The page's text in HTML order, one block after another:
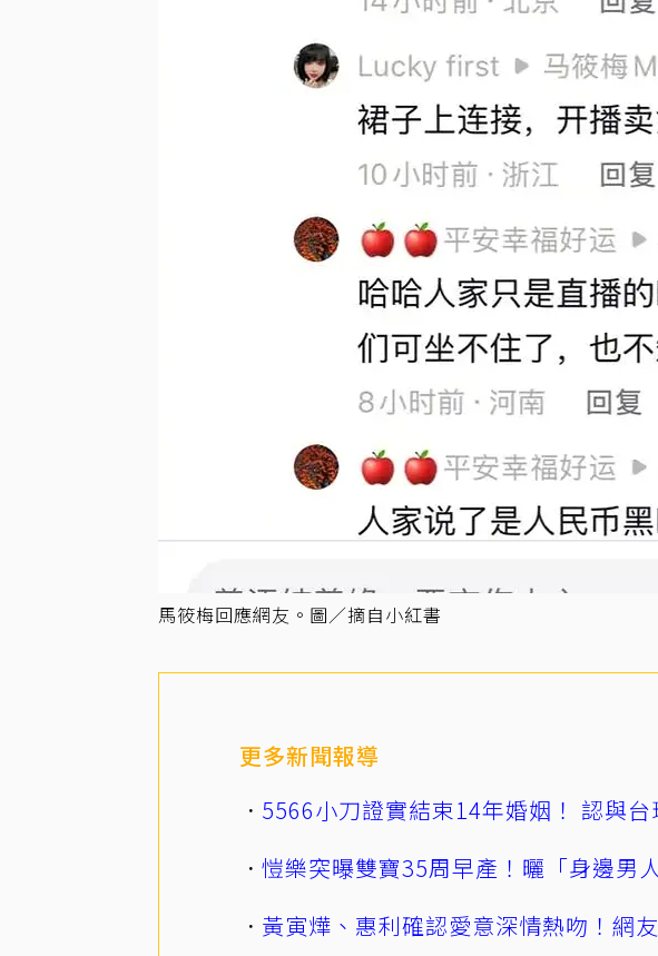
馬筱梅回應網友。圖／摘自小紅書
更多新聞報導
5566小刀證實結束14年婚姻！ 認與
愷樂突曝雙寶35周早產！曬「身邊男
黃寅燁、惠利確認愛意深情熱吻！網